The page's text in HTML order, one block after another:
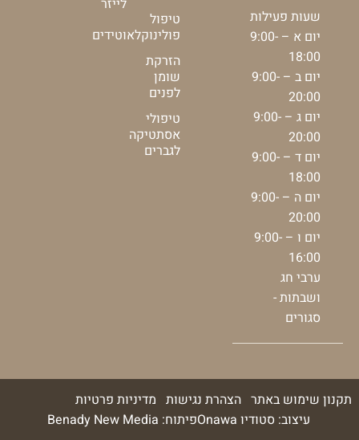
שעות פעילות
יום א – 9:00-
18:00
יום ב – 9:00-
20:00
יום ג – 9:00-
20:00
יום ד – 9:00-
18:00
יום ה – 9:00-
20:00
יום ו – 9:00-
16:00
ערבי חג
ושבתות -
סגורים
טיפול
פולינוקלאוטידים
הזרקת
שומן
לפנים
טיפולי
אסתטיקה
לגברים
תקנון שימוש באתר הצהרת נגישות מדיניות פרטיות
עיצוב: סטודיו Onawa
פיתוח: Benady New Media